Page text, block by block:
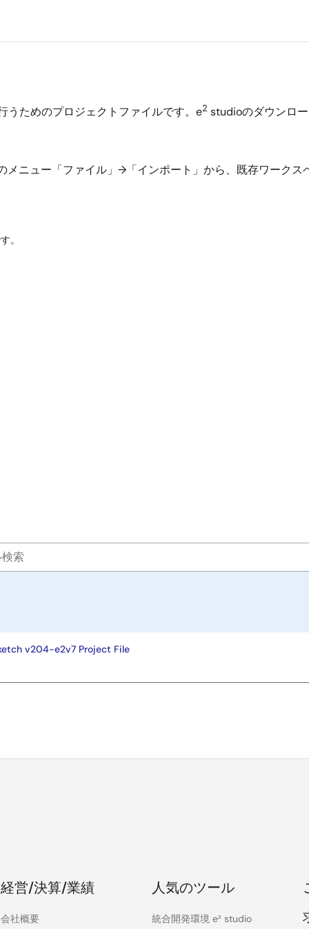
うためのプロジェクトファイルです。e2 studioのダウンロ
ニュー「ファイル」→「インポート」から、既存ワーク
。
v204-e2v7 Project File
経営/決算/業績
会社概要
人気のツール
統合開発環境 e² studio